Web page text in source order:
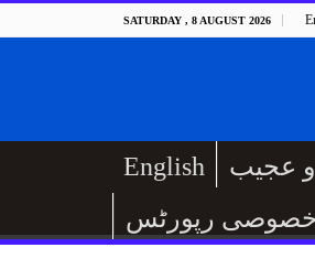
SATURDAY , 8 AUGUST 2026
English عجیب
خصوصی رپورٹس